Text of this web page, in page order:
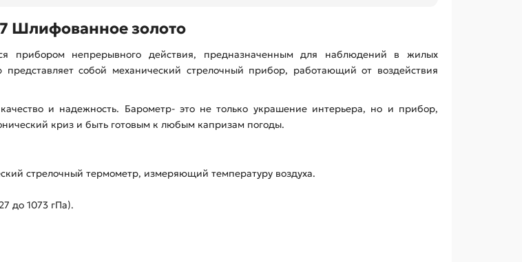
Шлифованное золото
прибором непрерывного действия, предназначенным для наблюдений в жилых
собой механический стрелочный прибор, работающий от воздействия
и надежность. Барометр- это не только украшение интерьера, но и прибор,
криз и быть готовым к любым капризам погоды.
стрелочный термометр, измеряющий температуру воздуха.
до 1073 гПа).